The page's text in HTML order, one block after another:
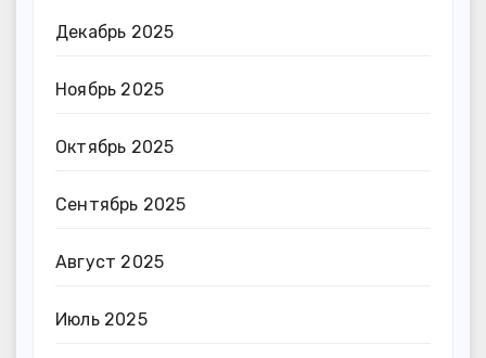
Декабрь 2025
Ноябрь 2025
Октябрь 2025
Сентябрь 2025
Август 2025
Июль 2025